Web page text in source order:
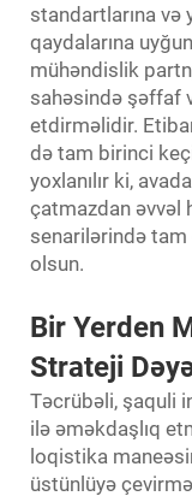
standartlarına və
qaydalarına
mühəndislik
sahəsində şəffaf
etdirməlidir.
də tam birinci
yoxlanılır ki,
çatmazdan əvvəl
senarilərində
olsun.
Bir Yerden
Strateji
Təcrübəli, şaquli
ilə əməkdaşlıq
loqistika
üstünlüyə